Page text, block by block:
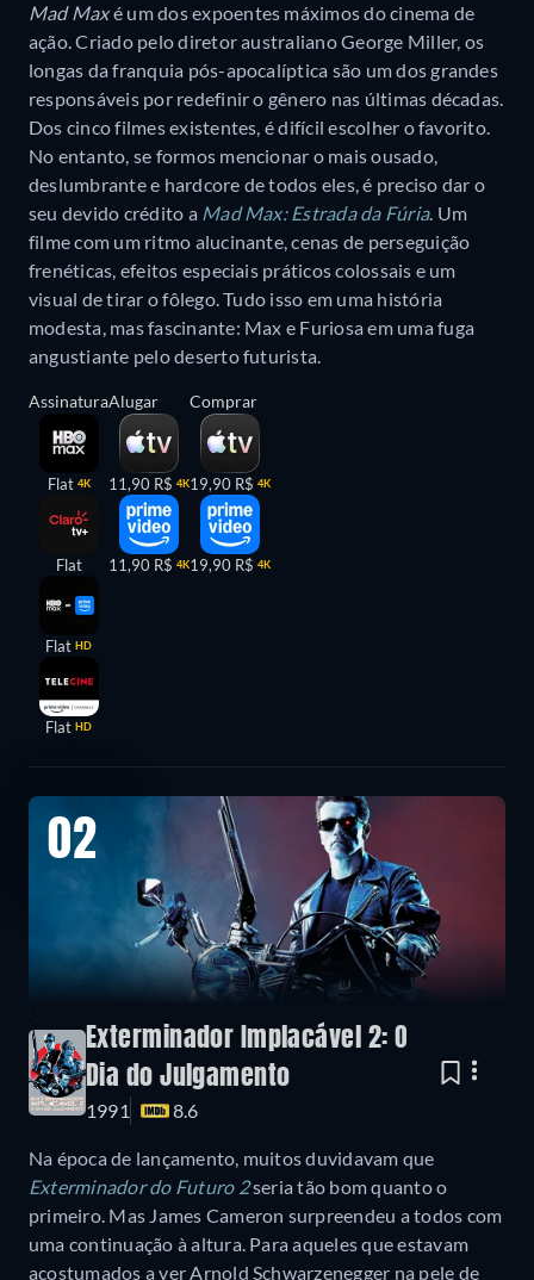
Mad Maxé um dos expoentes máximos do cinema de
ação. Criado pelo diretor australiano George Miller, os
longas da franquia pós-apocalíptica são um dos grandes
responsáveis por redefinir o gênero nas últimas décadas.
Dos cinco filmes existentes, é difícil escolher o favorito.
No entanto, se formos mencionar o mais ousado,
deslumbrante e hardcore de todos eles, é preciso dar o
seu devido crédito a Mad Max: Estrada da Fúria. Um
filme com um ritmo alucinante, cenas de perseguição
frenéticas, efeitos especiais práticos colossais e um
visual de tirar o fôlego. Tudo isso em uma história
modesta, mas fascinante: Max e Furiosa em uma fuga
angustiante pelo deserto futurista.
Assinatura
Flat 4K
Flat
Flat HD
Flat HD
Alugar
11,90 R$ 4K
11,90 R$ 4K
Comprar
19,90 R$ 4K
19,90 R$ 4K
02
Exterminador Implacável 2: O
Dia do Julgamento
1991 8.6
Na época de lançamento, muitos duvidavam que
Exterminador do Futuro 2seria tão bom quanto o
primeiro. Mas James Cameron surpreendeu a todos com
uma continuação à altura. Para aqueles que estavam
acostumados a ver Arnold Schwarzenegger na pele de